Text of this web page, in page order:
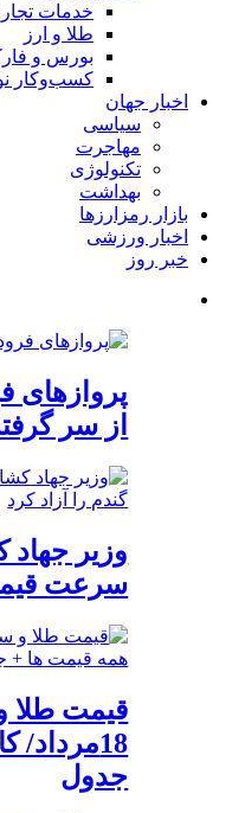
خدمات
طلا و ارز
بورس و
کسب‌وکار
اخبار جهان
سیاسی
مهاجرت
تکنولوژی
بهداشت
بازار رمزارزها
اخبار ورزشی
خبر روز
پروازهای
از سر
وزیر جهاد
سرعت
قیمت طلا
جدول